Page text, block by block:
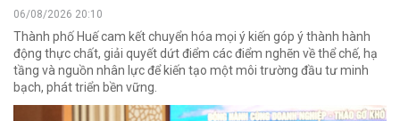
06/08/2026 20:10
Thành phố Huế cam kết chuyển hóa mọi ý kiến góp ý thành hành
động thực chất, giải quyết dứt điểm các điểm nghẽn về thể chế, hạ
tầng và nguồn nhân lực để kiến tạo một môi trường đầu tư minh
bạch, phát triển bền vững.